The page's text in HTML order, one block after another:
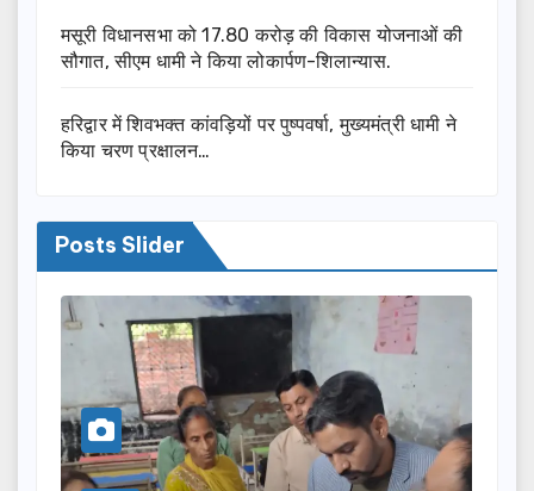
मसूरी विधानसभा को 17.80 करोड़ की विकास योजनाओं की
सौगात, सीएम धामी ने किया लोकार्पण-शिलान्यास.
हरिद्वार में शिवभक्त कांवड़ियों पर पुष्पवर्षा, मुख्यमंत्री धामी ने
किया चरण प्रक्षालन…
Posts Slider